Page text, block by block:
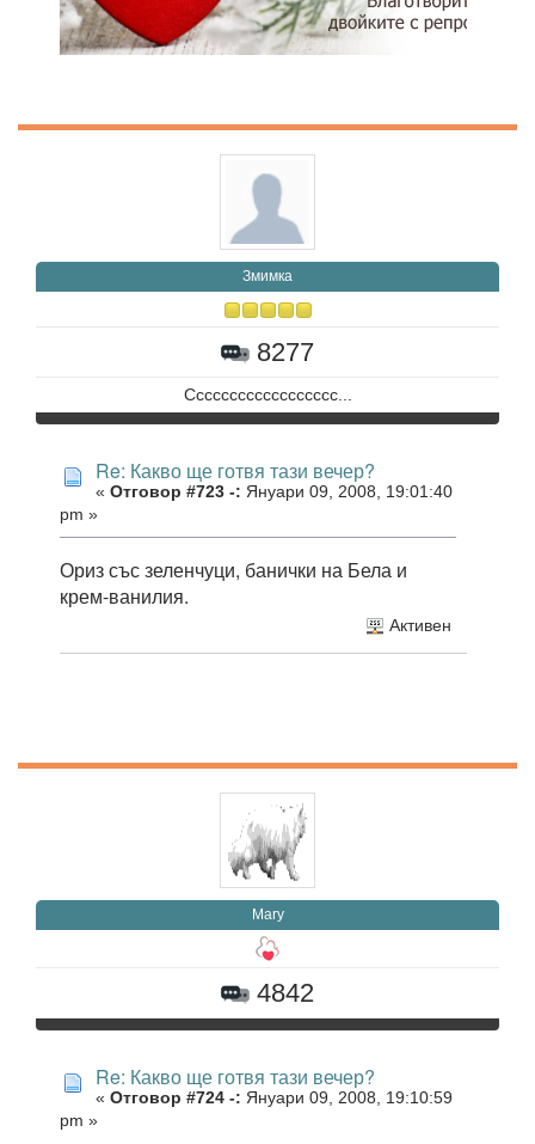
Змимка
8277
Сссссссссссссссссс...
Re: Какво ще готвя тази вечер?
« Отговор #723 -: Януари 09, 2008, 19:01:40
pm »
Ориз със зеленчуци, банички на Бела и
крем-ванилия.
Активен
Mary
4842
Re: Какво ще готвя тази вечер?
« Отговор #724 -: Януари 09, 2008, 19:10:59
pm »